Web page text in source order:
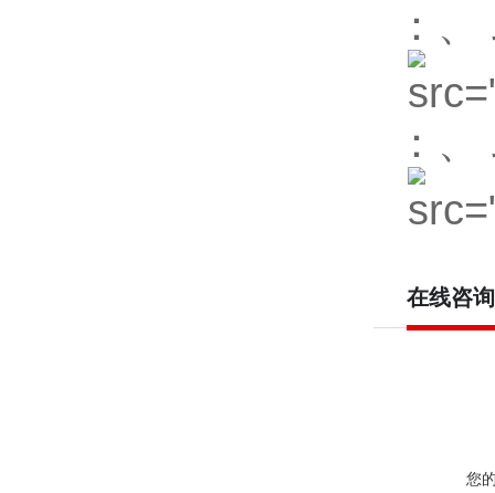
：
：
在线咨询
您